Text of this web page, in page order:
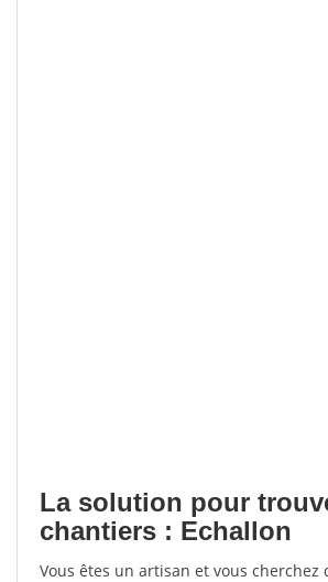
La solution pour
chantiers : Echallon
Vous êtes un artisan et vous cherchez